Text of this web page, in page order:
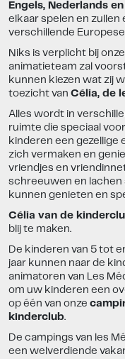
Engels, Nederlands
elkaar spelen en
verschillende
Niks is verplicht bij
animatieteam zal
kunnen kiezen wat zij
toezicht van Célia, de
Alles wordt in
ruimte die speciaal
kinderen een gezellige
zich vermaken en
vriendjes en
schreeuwen en lachen
kunnen genieten en
Célia van de
blij te maken.
De kinderen van 5 tot
jaar kunnen naar de
animatoren van Les
om uw kinderen een
op één van onze
kinderclub.
De campings van les
een welverdiende